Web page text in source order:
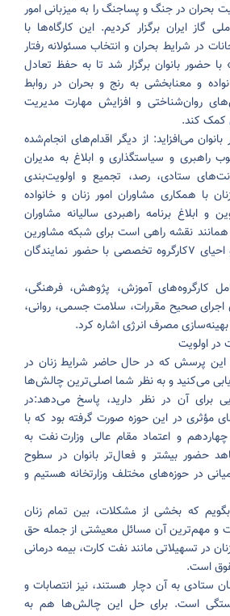
بحران در جنگ و پساجنگ را به میزبانی امور
گاز ایران برگزار کردیم. این کارگاه‌ها با
در شرایط بحران و انتخاب مسئولانه رفتار
حضور بانوان برگزار شد تا به حفظ تعادل
و معنابخشی به رنج و بحران در روابط
روان‌شناختی و افزایش مهارت مدیریت
کمک کند.
می‌افزاید: از دیگر اقدام‌های انجام‌شده
راهبری و سیاستگذاری و ابلاغ به مدیران
ستادی، رصد، تجمیع و اولویت‌بندی
با همکاری مشاوران امور زنان و خانواده
ابلاغ برنامه راهبردی سالیانه مشاوران
نقشه راهی است برای شبکه مشاورین
صنعت نفت، راه‌اندازی و احیای ۷کارگروه تخصصی با حضور نمایندگان
کارگروه‌های آموزش، پژوهش، فرهنگی،
اجرای صحیح مقررات، سلامت جسمی، روانی،
مصرف انرژی اشاره کرد.
در اولویت
این پرسش که در حال حاضر شرایط زنان در
می‌کنید و به نظر شما اصلی‌ترین چالش‌ها
برای آن در نظر دارید، پاسخ می‌دهد:در
مؤثری در این حوزه صورت گرفته بود که با
و اعتماد مقام عالی وزارت نفت به
حضور بیشتر و فعال‌تر بانوان در سطوح
در حوزه‌های مختلف وزارتخانه هستیم و
که بخشی از مشکلات، بین تمام زنان
مهم‌ترین آن مسائل معیشتی از جمله حق
در تسهیلاتی مانند نفت کارت، بیمه درمانی
است.
ستادی به آن دچار هستند، نیز انتصابات و
است. برای حل این چالش‌ها هم به